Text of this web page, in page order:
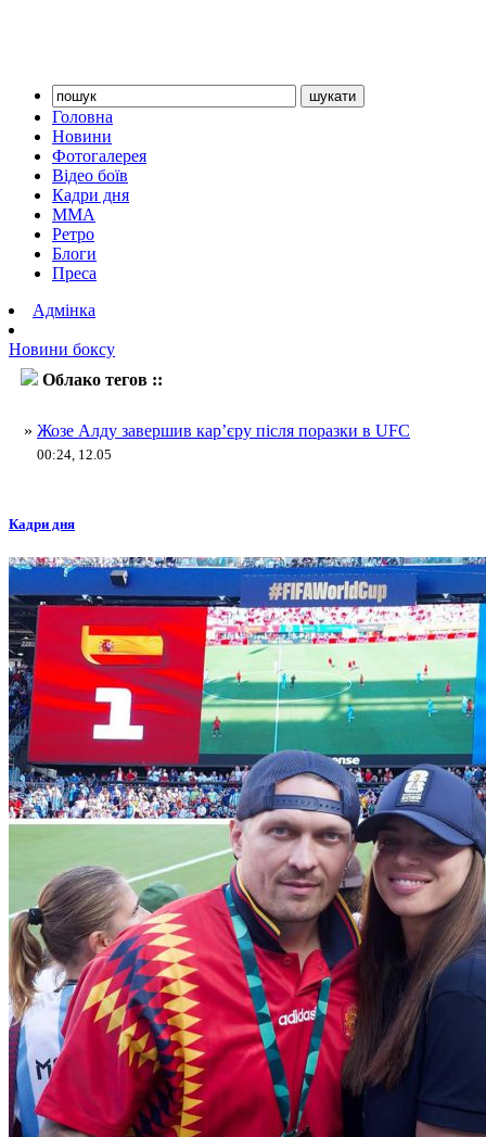
Головна
Новини
Фотогалерея
Відео боїв
Кадри дня
ММА
Ретро
Блоги
Преса
Адмінка
Новини боксу
Облако тегов ::
» Жозе Алду завершив кар’єру після поразки в UFC
00:24, 12.05
Кадри дня